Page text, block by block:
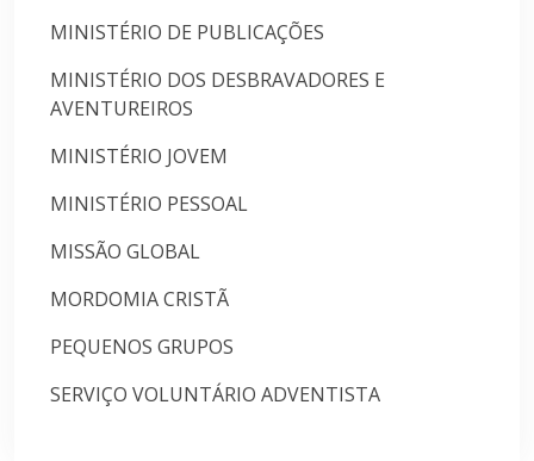
MINISTÉRIO DE PUBLICAÇÕES
MINISTÉRIO DOS DESBRAVADORES E
AVENTUREIROS
MINISTÉRIO JOVEM
MINISTÉRIO PESSOAL
MISSÃO GLOBAL
MORDOMIA CRISTÃ
PEQUENOS GRUPOS
SERVIÇO VOLUNTÁRIO ADVENTISTA